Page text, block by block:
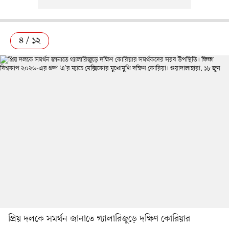
৪ / ১২
প্রিয় দলকে সমর্থন জানাতে গ্যালারিজুড়ে দক্ষিণ কোরিয়ার